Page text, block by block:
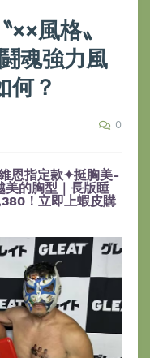
風格〟
魂強力風
何？
0
恩指定款✦挺胸美-
的胸型｜長版睡
！立即上蝦皮購